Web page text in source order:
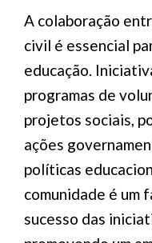
A colaboração
civil é essencial
educação.
programas de
projetos sociais,
ações
políticas
comunidade é um
sucesso das